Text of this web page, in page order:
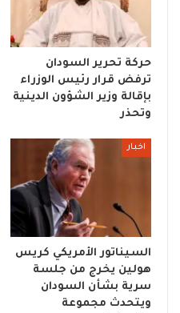
حركة تحرير السودان
ترفض قرار رئيس الوزراء
بإقالة وزير الشؤون الدينية
وتحذر
اخبار
السيناتور الأمريكي كريس
هولين يخرج من جلسة
سرية بشأن السودان
ويتحدث مجموعة